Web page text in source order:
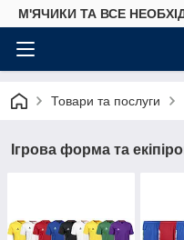
М'ЯЧИКИ ТА ВСЕ
Товари та послуги
Ігрова форма та